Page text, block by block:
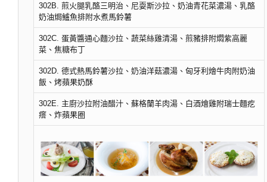
302B. 煎火腿乳酪三明治、尼耍斯沙拉、奶油青花菜濃湯、乳酪
奶油焗鱸魚排附水煮馬鈴薯
302C. 蛋黃醬通心麵沙拉、蔬菜絲雞清湯、煎豬排附燜紫高麗
菜、焦糖布丁
302D. 德式熱馬鈴薯沙拉、奶油洋菇濃湯、匈牙利燴牛肉附奶油
飯、烤蘋果奶酥
302E. 主廚沙拉附油醋汁、蘇格蘭羊肉湯、白酒燴雞附瑞士麵疙
瘩、炸蘋果圈